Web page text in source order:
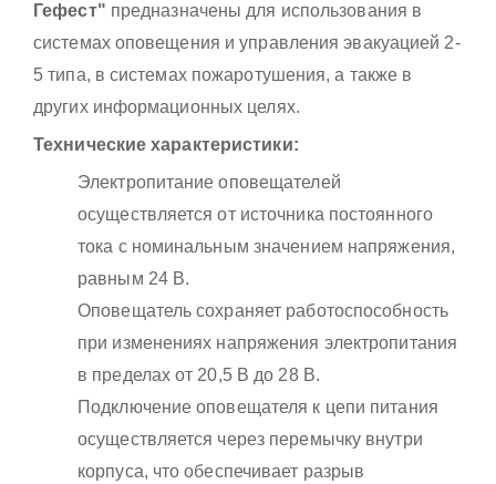
Гефест" предназначены для использования в
системах оповещения и управления эвакуацией 2-
5 типа, в системах пожаротушения, а также в
других информационных целях.
Технические характеристики:
Электропитание оповещателей
осуществляется от источника постоянного
тока с номинальным значением напряжения,
равным 24 В.
Оповещатель сохраняет работоспособность
при изменениях напряжения электропитания
в пределах от 20,5 В до 28 В.
Подключение оповещателя к цепи питания
осуществляется через перемычку внутри
корпуса, что обеспечивает разрыв